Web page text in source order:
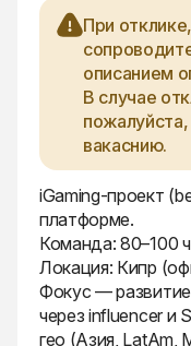
При
описанием
В случае
вакаснию.
iGaming-проект
платформе.
Команда: 80–100
Локация: Кипр
Фокус —
через influencer и
гео (Азия, LatAm,